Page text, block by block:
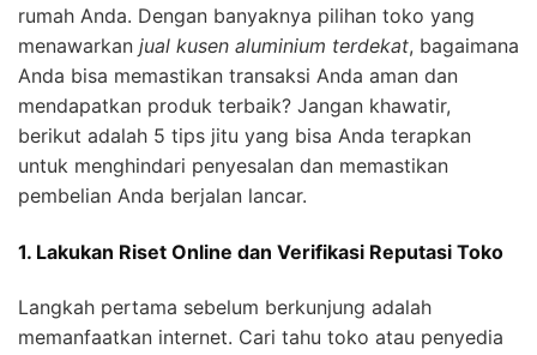
rumah Anda. Dengan banyaknya pilihan toko yang
menawarkan jual kusen aluminium terdekat, bagaimana
Anda bisa memastikan transaksi Anda aman dan
mendapatkan produk terbaik? Jangan khawatir,
berikut adalah 5 tips jitu yang bisa Anda terapkan
untuk menghindari penyesalan dan memastikan
pembelian Anda berjalan lancar.
1. Lakukan Riset Online dan Verifikasi Reputasi Toko
Langkah pertama sebelum berkunjung adalah
memanfaatkan internet. Cari tahu toko atau penyedia